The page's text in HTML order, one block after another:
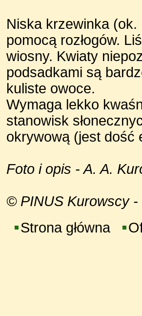
Niska krzewinka
pomocą rozłogów.
wiosny. Kwiaty
podsadkami są
kuliste owoce.
Wymaga lekko
stanowisk
okrywową (jest dość
Foto i opis - A. A.
© PINUS Kurowscy
Strona główna